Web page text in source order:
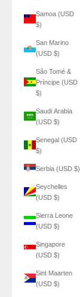
Samoa (USD
$)
San Marino
(USD $)
São Tomé &
Príncipe (USD
$)
Saudi Arabia
(USD $)
Senegal (USD
$)
Serbia (USD $)
Seychelles
(USD $)
Sierra Leone
(USD $)
Singapore
(USD $)
Sint Maarten
(USD $)